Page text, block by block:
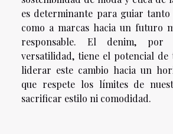
es determinante para guiar tanto
como a marcas hacia un futuro
responsable. El denim,
versatilidad, tiene el potencial
liderar este cambio hacia un
que respete los límites de
sacrificar estilo ni comodidad.